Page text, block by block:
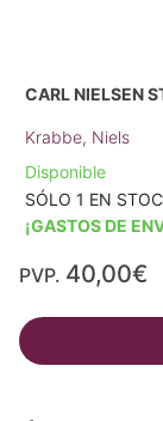
CARL NIELSEN
Krabbe, Niels
Disponible
SÓLO 1 EN
¡GASTOS DE
PVP. 40,00€